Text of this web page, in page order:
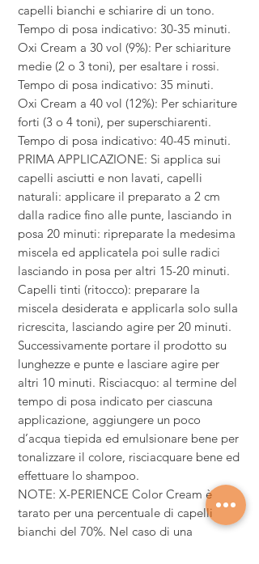
capelli bianchi e schiarire di un tono.
Tempo di posa indicativo: 30-35 minuti.
Oxi Cream a 30 vol (9%): Per schiariture
medie (2 o 3 toni), per esaltare i rossi.
Tempo di posa indicativo: 35 minuti.
Oxi Cream a 40 vol (12%): Per schiariture
forti (3 o 4 toni), per superschiarenti.
Tempo di posa indicativo: 40-45 minuti.
PRIMA APPLICAZIONE: Si applica sui
capelli asciutti e non lavati, capelli
naturali: applicare il preparato a 2 cm
dalla radice fino alle punte, lasciando in
posa 20 minuti: ripreparate la medesima
miscela ed applicatela poi sulle radici
lasciando in posa per altri 15-20 minuti.
Capelli tinti (ritocco): preparare la
miscela desiderata e applicarla solo sulla
ricrescita, lasciando agire per 20 minuti.
Successivamente portare il prodotto su
lunghezze e punte e lasciare agire per
altri 10 minuti. Risciacquo: al termine del
tempo di posa indicato per ciascuna
applicazione, aggiungere un poco
d’acqua tiepida ed emulsionare bene per
tonalizzare il colore, risciacquare bene ed
effettuare lo shampoo.
NOTE: X-PERIENCE Color Cream è
tarato per una percentuale di capelli
bianchi del 70%. Nel caso di una